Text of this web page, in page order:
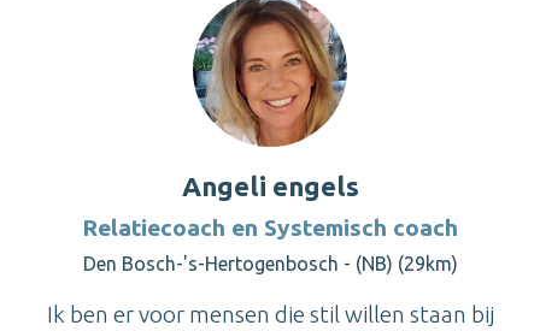
Angeli engels
Relatiecoach en Systemisch coach
Den Bosch-'s-Hertogenbosch - (NB) (29km)
Ik ben er voor mensen die stil willen staan bij